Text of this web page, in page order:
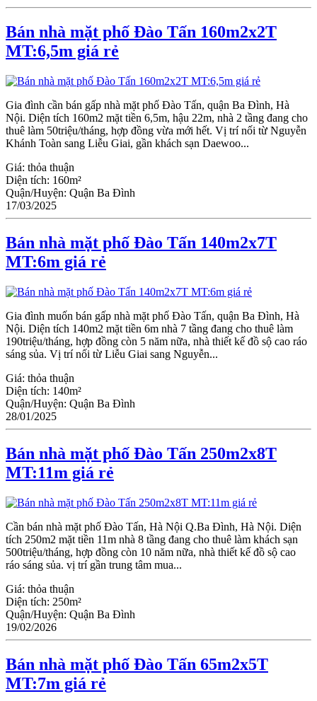
Bán nhà mặt phố Đào Tấn 160m2x2T
MT:6,5m giá rẻ
Gia đình cần bán gấp nhà mặt phố Đào Tấn, quận Ba Đình, Hà
Nội. Diện tích 160m2 mặt tiền 6,5m, hậu 22m, nhà 2 tầng đang cho
thuê làm 50triệu/tháng, hợp đồng vừa mới hết. Vị trí nối từ Nguyễn
Khánh Toàn sang Liễu Giai, gần khách sạn Daewoo...
Giá: thỏa thuận
Diện tích: 160m²
Quận/Huyện: Quận Ba Đình
17/03/2025
Bán nhà mặt phố Đào Tấn 140m2x7T
MT:6m giá rẻ
Gia đình muốn bán gấp nhà mặt phố Đào Tấn, quận Ba Đình, Hà
Nội. Diện tích 140m2 mặt tiền 6m nhà 7 tầng đang cho thuê làm
190triệu/tháng, hợp đồng còn 5 năm nữa, nhà thiết kế đồ sộ cao ráo
sáng sủa. Vị trí nối từ Liễu Giai sang Nguyễn...
Giá: thỏa thuận
Diện tích: 140m²
Quận/Huyện: Quận Ba Đình
28/01/2025
Bán nhà mặt phố Đào Tấn 250m2x8T
MT:11m giá rẻ
Cần bán nhà mặt phố Đào Tấn, Hà Nội Q.Ba Đình, Hà Nội. Diện
tích 250m2 mặt tiền 11m nhà 8 tầng đang cho thuê làm khách sạn
500triệu/tháng, hợp đồng còn 10 năm nữa, nhà thiết kế đồ sộ cao
ráo sáng sủa. vị trí gần trung tâm mua...
Giá: thỏa thuận
Diện tích: 250m²
Quận/Huyện: Quận Ba Đình
19/02/2026
Bán nhà mặt phố Đào Tấn 65m2x5T
MT:7m giá rẻ